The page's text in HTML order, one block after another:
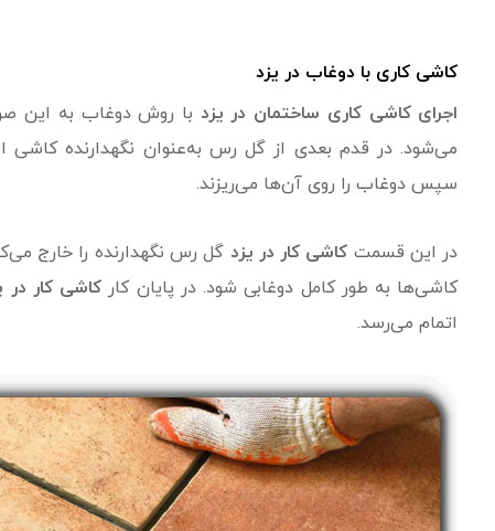
کاشی کاری با دوغاب در یزد
اجرای کاشی کاری ساختمان در یزد با روش دوغاب به این
می‌شود. در قدم بعدی از گل رس به‌عنوان نگهدارنده کاشی
سپس دوغاب را روی آن‌ها می‌ریزند.
در این قسمت کاشی کار در یزد گل رس نگهدارنده را خارج
کاشی‌ها به طور کامل دوغابی شود. در پایان کار کاشی کار در
اتمام می‌رسد.